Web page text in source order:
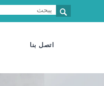

اتصل بنا